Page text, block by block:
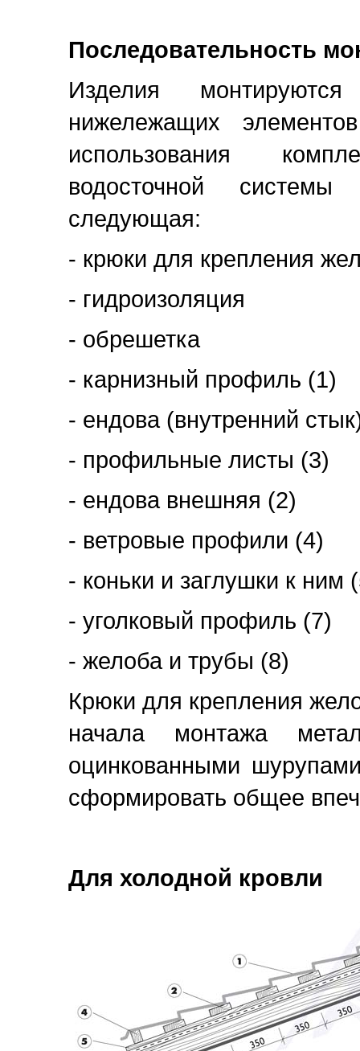
Последовательность
Изделия
нижележащих
использования
водосточной системы
следующая:
- крюки для крепления
- гидроизоляция
- обрешетка
- карнизный профиль (1)
- ендова (внутренний
- профильные листы (3)
- ендова внешняя (2)
- ветровые профили (4)
- коньки и заглушки к ним
- уголковый профиль (7)
- желоба и трубы (8)
Крюки для крепления
начала монтажа
оцинкованными
сформировать общее
Для холодной кровли